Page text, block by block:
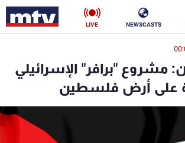
NEWSCASTS
LIVE
مشروع "برافر" الإسرائيلي
على أرض فلسطين
ناس